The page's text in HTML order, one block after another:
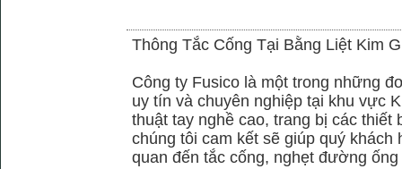
Thông Tắc Cống Tại Bằng Liệt Kim
Công ty Fusico là một trong những
uy tín và chuyên nghiệp tại khu vực
thuật tay nghề cao, trang bị các thiết
chúng tôi cam kết sẽ giúp quý
quan đến tắc cống, nghẹt đường